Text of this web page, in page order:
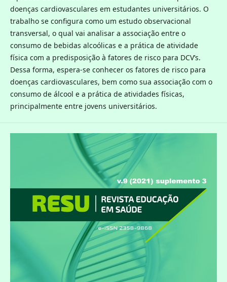
doenças cardiovasculares em estudantes universitários. O
trabalho se configura como um estudo observacional
transversal, o qual vai analisar a associação entre o
consumo de bebidas alcoólicas e a prática de atividade
física com a predisposição à fatores de risco para DCV’s.
Dessa forma, espera-se conhecer os fatores de risco para
doenças cardiovasculares, bem como sua associação com o
consumo de álcool e a prática de atividades físicas,
principalmente entre jovens universitários.